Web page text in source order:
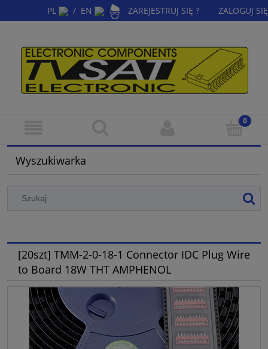
PL / EN | ZAREJESTRUJ SIĘ ? ZALOGUJ SIĘ
Wyszukiwarka
[20szt] TMM-2-0-18-1 Connector IDC Plug Wire
to Board 18W THT AMPHENOL